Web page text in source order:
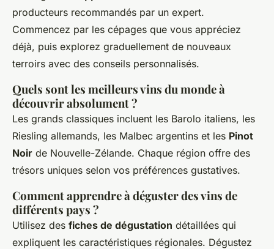
producteurs recommandés par un expert.
Commencez par les cépages que vous appréciez
déjà, puis explorez graduellement de nouveaux
terroirs avec des conseils personnalisés.
Quels sont les meilleurs vins du monde à
découvrir absolument ?
Les grands classiques incluent les Barolo italiens, les
Riesling allemands, les Malbec argentins et les Pinot
Noir de Nouvelle-Zélande. Chaque région offre des
trésors uniques selon vos préférences gustatives.
Comment apprendre à déguster des vins de
différents pays ?
Utilisez des fiches de dégustation détaillées qui
expliquent les caractéristiques régionales. Dégustez